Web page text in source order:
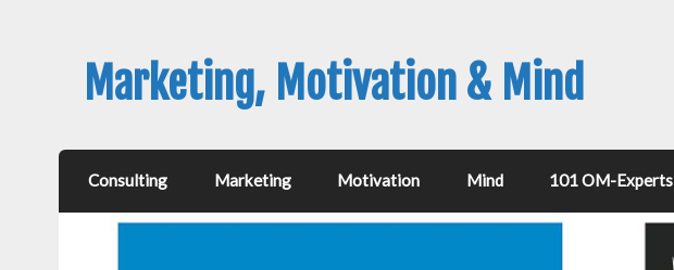
Marketing, Motivation & Mind
Consulting Marketing Motivation Mind 101 OM-Experts